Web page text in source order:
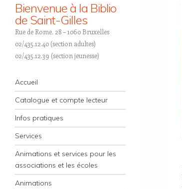
Bienvenue à la Biblio
de Saint-Gilles
Rue de Rome, 28 – 1060 Bruxelles
02/435.12.40 (section adultes)
02/435.12.39 (section jeunesse)
Navigation
Skip to content
Accueil
Catalogue et compte lecteur
Infos pratiques
Services
Animations et services pour les
associations et les écoles
Animations